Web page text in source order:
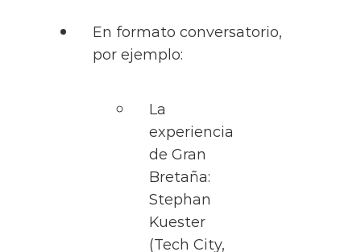
En formato conversatorio,
por ejemplo:
La
experiencia
de Gran
Bretaña:
Stephan
Kuester
(Tech City,